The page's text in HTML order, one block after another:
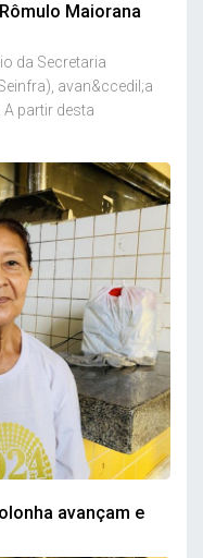
Maiorana
da Secretaria
avan&ccedil;a
partir desta
avançam e